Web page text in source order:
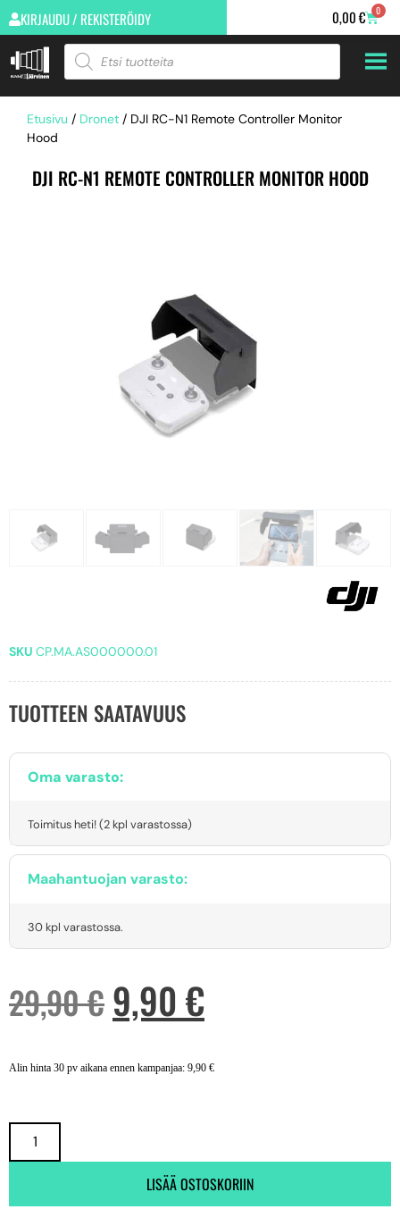
KIRJAUDU / REKISTERÖIDY 0,00€ 0
Etusivu / Dronet / DJI RC-N1 Remote Controller Monitor
Hood
DJI RC-N1 REMOTE CONTROLLER MONITOR HOOD
SKU CP.MA.AS000000.01
TUOTTEEN SAATAVUUS
Oma varasto:
Toimitus heti! (2 kpl varastossa)
Maahantuojan varasto:
30 kpl varastossa.
29,90€9,90 €
Alin hinta 30 pv aikana ennen kampanjaa: 9,90 €
LISÄÄ OSTOSKORIIN